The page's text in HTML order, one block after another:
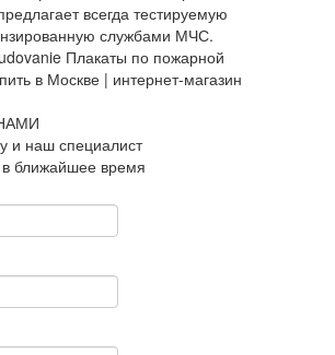
всегда тестируемую
службами МЧС.
и наш специалист
ближайшее время